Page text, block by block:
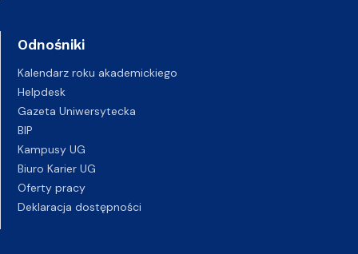
Odnośniki
Kalendarz roku akademickiego
Helpdesk
Gazeta Uniwersytecka
BIP
Kampusy UG
Biuro Karier UG
Oferty pracy
Deklaracja dostępności